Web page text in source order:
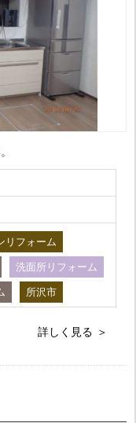
リフォーム
洗面所リフォーム
所沢市
詳しく見る